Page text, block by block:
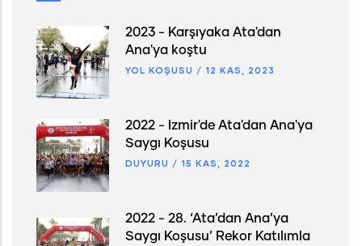
2023 - Karşıyaka Ata'dan
Ana'ya koştu
YOL KOŞUSU / 12 KAS, 2023
2022 - İzmir'de Ata'dan Ana'ya
Saygı Koşusu
DUYURU / 15 KAS, 2022
2022 - 28. ‘Ata’dan Ana’ya
Saygı Koşusu’ Rekor Katılımla